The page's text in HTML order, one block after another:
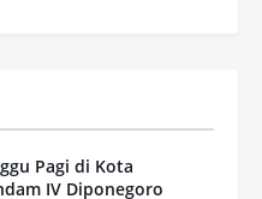
Pagi di Kota
IV Diponegoro